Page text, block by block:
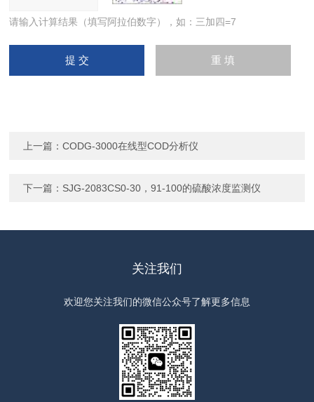
请输入计算结果（填写阿拉伯数字），如：三加四=7
上一篇：CODG-3000在线型COD分析仪
下一篇： SJG-2083CS0-30，91-100的硫酸浓度监测仪
关注我们
欢迎您关注我们的微信公众号了解更多信息